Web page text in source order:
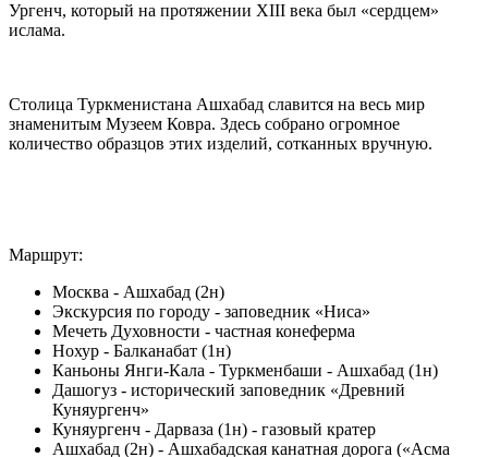
Ургенч, который на протяжении XIII века был «сердцем»
ислама.
Столица Туркменистана Ашхабад славится на весь мир
знаменитым Музеем Ковра. Здесь собрано огромное
количество образцов этих изделий, сотканных вручную.
Маршрут:
Москва - Ашхабад (2н)
Экскурсия по городу - заповедник «Ниса»
Мечеть Духовности - частная конеферма
Нохур - Балканабат (1н)
Каньоны Янги-Кала - Туркменбаши - Ашхабад (1н)
Дашогуз - исторический заповедник «Древний
Куняургенч»
Куняургенч - Дарваза (1н) - газовый кратер
Ашхабад (2н) - Ашхабадская канатная дорога («Асма